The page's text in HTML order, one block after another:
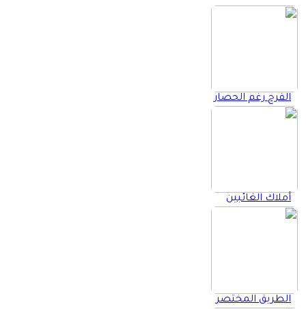
الفرح رغم الحصار
أملاك الغائبين
الطريق المختصر